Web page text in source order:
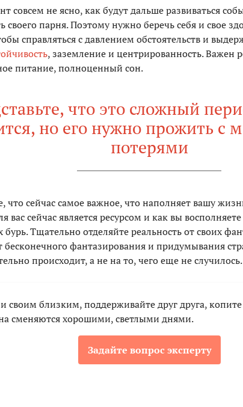
совсем не ясно, как будут дальше развиваться
своего парня. Поэтому нужно беречь себя и свое
справляться с давлением обстоятельств и
, заземление и центрированность. Важен
питание, полноценный сон.
что это сложный
но его нужно прожить
потерями
что сейчас самое важное, что наполняет вашу
вас сейчас является ресурсом и как вы
Тщательно отделяйте реальность от своих
бесконечного фантазирования и придумывания
происходит, а не на то, чего еще не случилось.
своим близким, поддерживайте друг друга,
сменяются хорошими, светлыми днями.
Задайте вопрос эксперту